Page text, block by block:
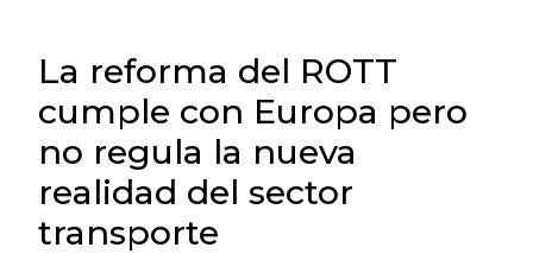
La reforma del ROTT
cumple con Europa pero
no regula la nueva
realidad del sector
transporte